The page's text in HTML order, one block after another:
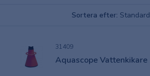
Sortera efter: Standard
31409
Aquascope Vattenkikare